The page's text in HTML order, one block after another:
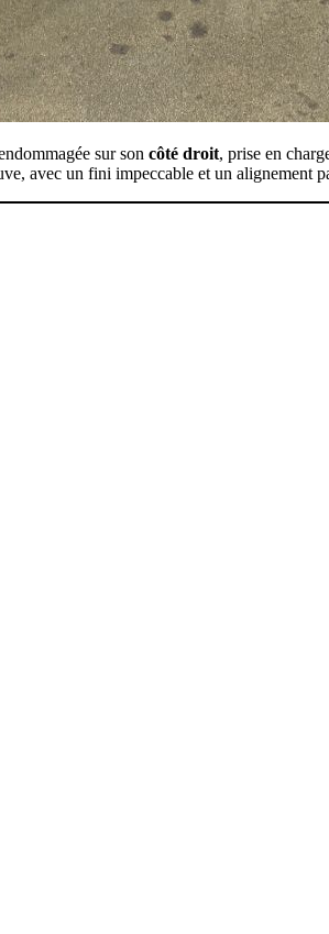
sur son côté droit, prise en
avec un fini impeccable et un alignement